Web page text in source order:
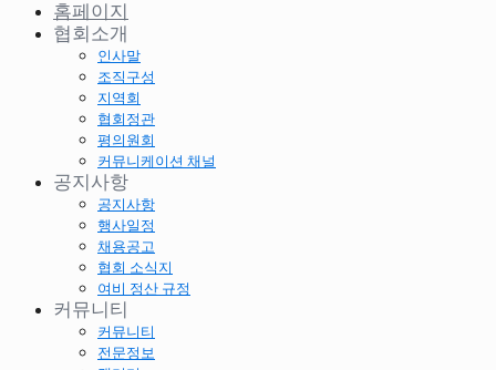
홈페이지
협회소개
인사말
조직구성
지역회
협회정관
평의원회
커뮤니케이션 채널
공지사항
공지사항
행사일정
채용공고
협회 소식지
여비 정산 규정
커뮤니티
커뮤니티
전문정보